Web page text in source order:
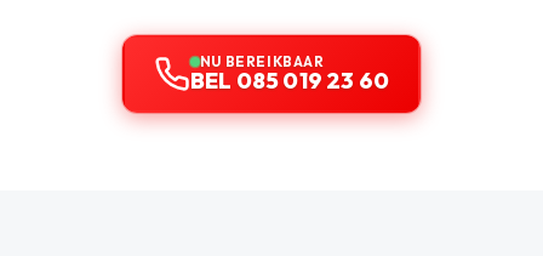
NU BEREIKBAAR
BEL 085 019 23 60